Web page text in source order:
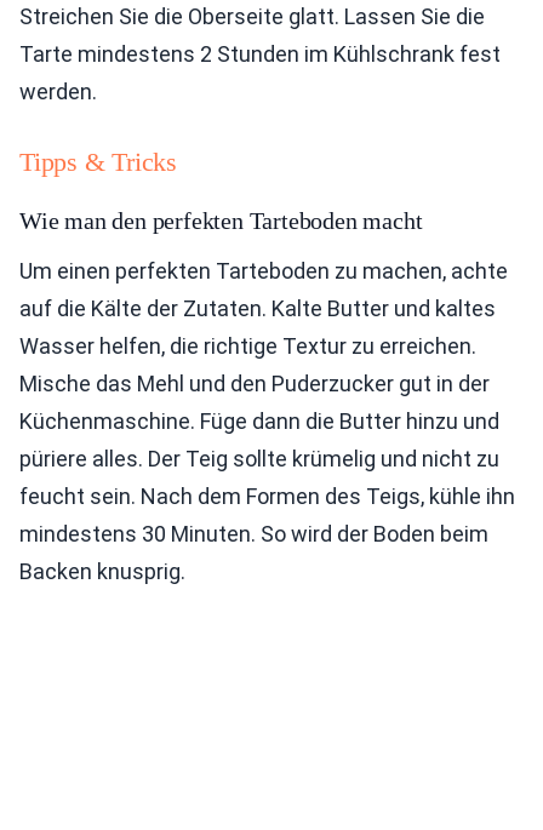
Streichen Sie die Oberseite glatt. Lassen Sie die
Tarte mindestens 2 Stunden im Kühlschrank fest
werden.
Tipps & Tricks
Wie man den perfekten Tarteboden macht
Um einen perfekten Tarteboden zu machen, achte
auf die Kälte der Zutaten. Kalte Butter und kaltes
Wasser helfen, die richtige Textur zu erreichen.
Mische das Mehl und den Puderzucker gut in der
Küchenmaschine. Füge dann die Butter hinzu und
püriere alles. Der Teig sollte krümelig und nicht zu
feucht sein. Nach dem Formen des Teigs, kühle ihn
mindestens 30 Minuten. So wird der Boden beim
Backen knusprig.